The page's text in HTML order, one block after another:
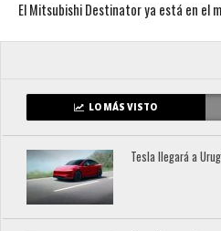
El Mitsubishi Destinator ya está en el
LO MÁS VISTO
Tesla llegará a